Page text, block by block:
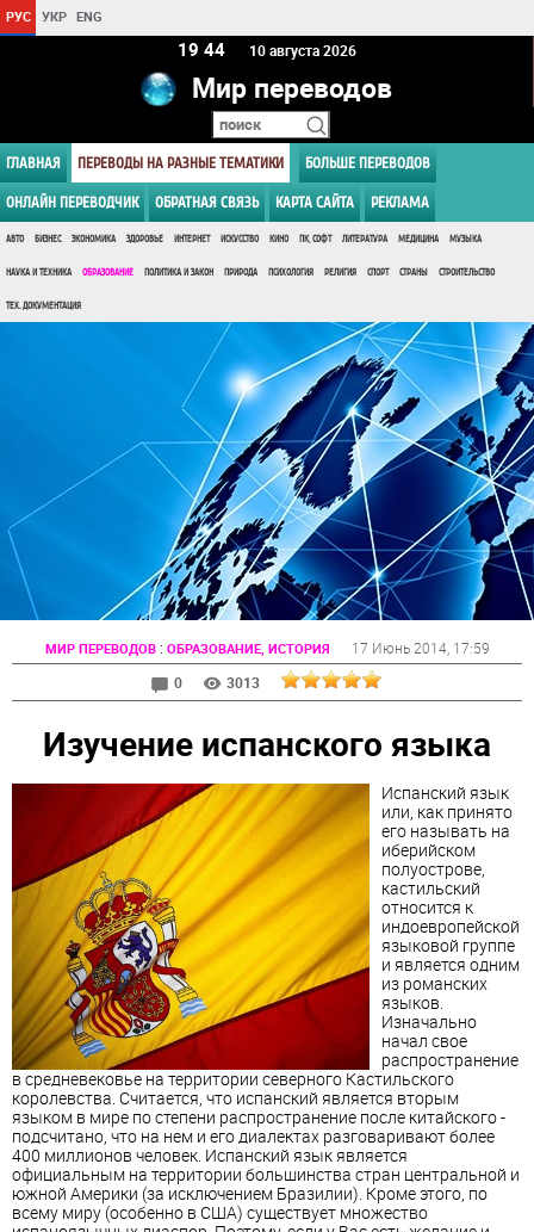
РУС УКР ENG
19:44 10 августа 2026
Мир переводов
ГЛАВНАЯ ПЕРЕВОДЫ НА РАЗНЫЕ ТЕМАТИКИ БОЛЬШЕ ПЕРЕВОДОВ
ОНЛАЙН ПЕРЕВОДЧИК ОБРАТНАЯ СВЯЗЬ КАРТА САЙТА РЕКЛАМА
АВТО БИЗНЕС ЭКОНОМИКА ЗДОРОВЬЕ ИНТЕРНЕТ ИСКУССТВО КИНО ПК, СОФТ ЛИТЕРАТУРА МЕДИЦИНА МУЗЫКА
НАУКА И ТЕХНИКА ОБРАЗОВАНИЕ ПОЛИТИКА И ЗАКОН ПРИРОДА ПСИХОЛОГИЯ РЕЛИГИЯ СПОРТ СТРАНЫ СТРОИТЕЛЬСТВО
ТЕХ. ДОКУМЕНТАЦИЯ
МИР ПЕРЕВОДОВ: ОБРАЗОВАНИЕ, ИСТОРИЯ 17 Июнь 2014, 17:59
0
3013
Изучение испанского языка
Испанский язык
или, как принято
его называть на
иберийском
полуострове,
кастильский
относится к
индоевропейской
языковой группе
и является одним
из романских
языков.
Изначально
начал свое
распространение
в средневековье на территории северного Кастильского
королевства. Считается, что испанский является вторым
языком в мире по степени распространение после китайского -
подсчитано, что на нем и его диалектах разговаривают более
400 миллионов человек. Испанский язык является
официальным на территории большинства стран центральной и
южной Америки (за исключением Бразилии). Кроме этого, по
всему миру (особенно в США) существует множество